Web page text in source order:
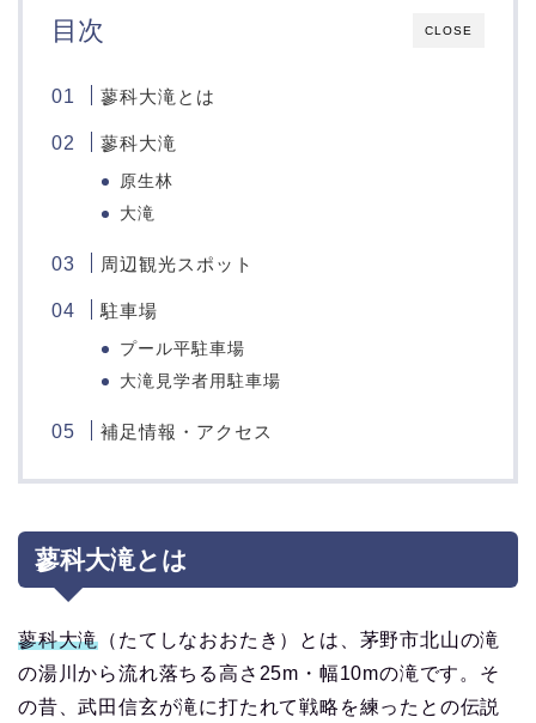
CLOSE
目次
蓼科大滝とは
蓼科大滝
原生林
大滝
周辺観光スポット
駐車場
プール平駐車場
大滝見学者用駐車場
補足情報・アクセス
蓼科大滝とは
蓼科大滝 （たてしなおおたき）とは、茅野市北山の滝
の湯川から流れ落ちる高さ25m・幅10mの滝です。そ
の昔、武田信玄が滝に打たれて戦略を練ったとの伝説